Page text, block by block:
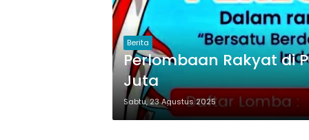
Berita
Perlombaan Rakyat di
Juta
Sabtu, 23 Agustus 2025